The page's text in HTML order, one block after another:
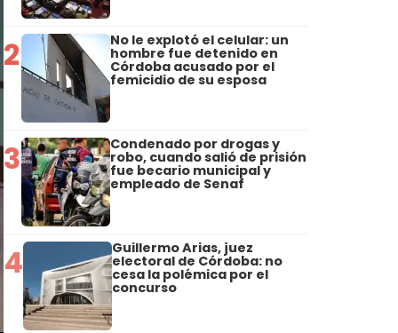
2 No le explotó el celular: un
hombre fue detenido en
Córdoba acusado por el
femicidio de su esposa
3 Condenado por drogas y
robo, cuando salió de prisión
fue becario municipal y
empleado de Senaf
4 Guillermo Arias, juez
electoral de Córdoba: no
cesa la polémica por el
concurso